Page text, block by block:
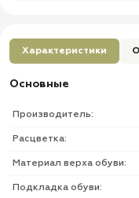
Характеристики
Основные
Производитель:
Расцветка:
Материал верха обуви:
Подкладка обуви: